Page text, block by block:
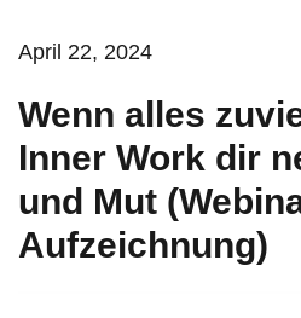
April 22, 2024
Wenn alles
Inner Work dir
und Mut
Aufzeichnung)